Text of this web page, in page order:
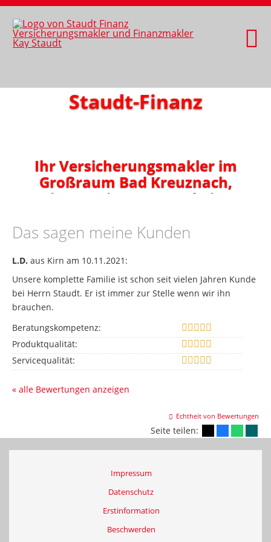
Staudt-Finanz
Ihr Versicherungsmakler im
Großraum Bad Kreuznach,
Bingen, Simmern und Kirn
Das sagen meine Kunden
L.D. aus Kirn am 10.11.2021:
Unsere komplette Familie ist schon seit vielen Jahren Kunde
bei Herrn Staudt. Er ist immer zur Stelle wenn wir ihn
brauchen.
Beratungskompetenz:
Produktqualität:
Servicequalität:
« alle Bewertungen anzeigen
Echtheit von Bewertungen
Seite teilen:
Impressum
Datenschutz
Erstinformation
Beschwerden